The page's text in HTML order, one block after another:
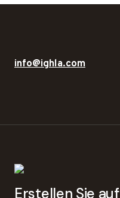
info@ighla.com
Erstellen Sie